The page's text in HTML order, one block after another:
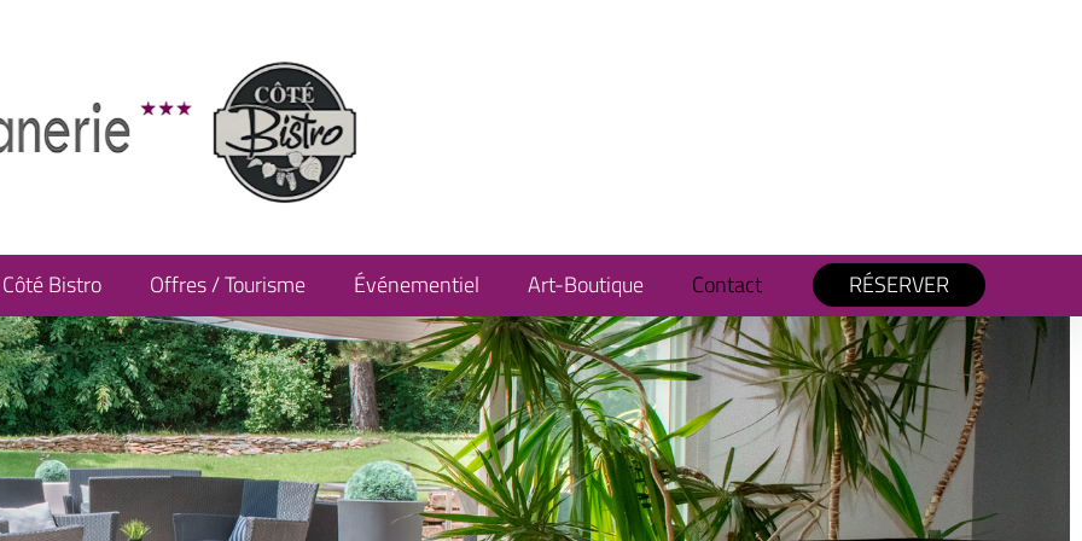
Bistro Offres / Tourisme Événementiel Art-Boutique Contact RÉSERVER